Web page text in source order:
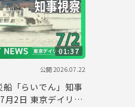
01:37
公開2026.07.22
船「らいでん」知事
月2日 東京デイリー